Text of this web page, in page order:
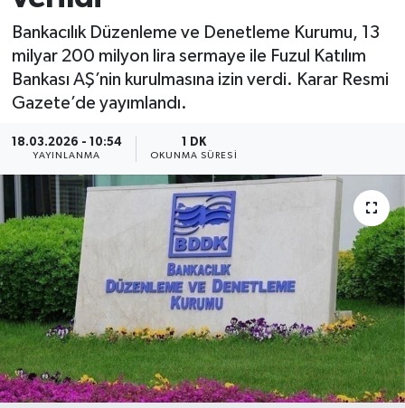
Bankacılık Düzenleme ve Denetleme Kurumu, 13
milyar 200 milyon lira sermaye ile Fuzul Katılım
Bankası AŞ’nin kurulmasına izin verdi. Karar Resmi
Gazete’de yayımlandı.
18.03.2026 - 10:54
YAYINLANMA
1 DK
OKUNMA SÜRESI
Azdavay Haberleri
Bozkurt Haberleri
Çatalzeytin Haberleri
Cide Haberleri
Daday Haberleri
Devrekani Haberleri
Doğanyurt Haberleri
Hanönü Haberleri
İhsangazi Haberleri